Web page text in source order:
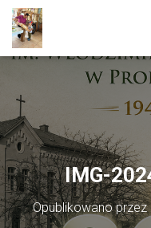
IMG-
Opublikowano przez